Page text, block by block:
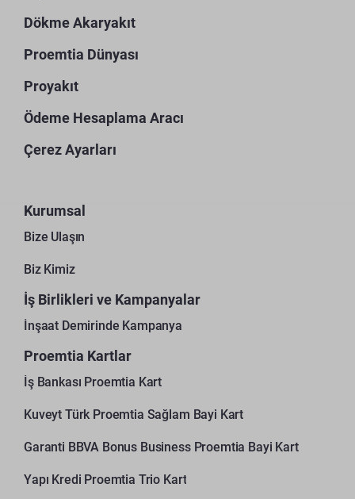
Dökme Akaryakıt
Proemtia Dünyası
Proyakıt
Ödeme Hesaplama Aracı
Çerez Ayarları
Kurumsal
Bize Ulaşın
Biz Kimiz
İş Birlikleri ve Kampanyalar
İnşaat Demirinde Kampanya
Proemtia Kartlar
İş Bankası Proemtia Kart
Kuveyt Türk Proemtia Sağlam Bayi Kart
Garanti BBVA Bonus Business Proemtia Bayi Kart
Yapı Kredi Proemtia Trio Kart